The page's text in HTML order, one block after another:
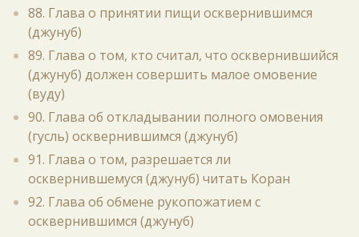
88. Глава о принятии пищи осквернившимся
(джунуб)
89. Глава о том, кто считал, что осквернившийся
(джунуб) должен совершить малое омовение
(вуду)
90. Глава об откладывании полного омовения
(гусль) осквернившимся (джунуб)
91. Глава о том, разрешается ли
осквернившемуся (джунуб) читать Коран
92. Глава об обмене рукопожатием с
осквернившимся (джунуб)